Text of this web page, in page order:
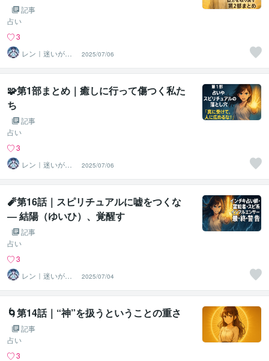
記事
占い
3
レン｜迷いが自
信に変わる魂の
守護霊鑑定
2025/07/06
🧩第1部まとめ｜癒しに行って傷つく私た
ち
記事
占い
3
レン｜迷いが自
信に変わる魂の
守護霊鑑定
2025/07/06
🧨第16話｜スピリチュアルに嘘をつくな
― 結陽（ゆいひ）、覚醒す
記事
占い
3
レン｜迷いが自
信に変わる魂の
守護霊鑑定
2025/07/04
🌀第14話｜“神”を扱うということの重さ
記事
占い
3